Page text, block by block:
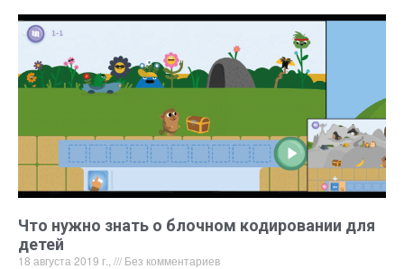
Что нужно знать о блочном кодировании для
детей
18 августа 2019 г., Без комментариев